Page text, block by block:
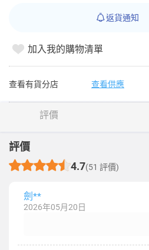
返貨通知
加入我的購物清單
查看有貨分店 查看供應
評價
評價
4.7(51 評價)
劍**
2026年05月20日